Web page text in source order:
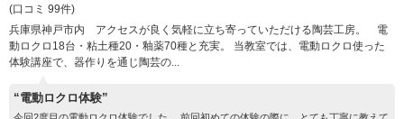
(口コミ 99件)
兵庫県神戸市内 アクセスが良く気軽に立ち寄っていただける陶芸工房。 電
動ロクロ18台・粘土種20・釉薬70種と充実。 当教室では、電動ロクロ使った
体験講座で、器作りを通じ陶芸の...
“電動ロクロ体験”